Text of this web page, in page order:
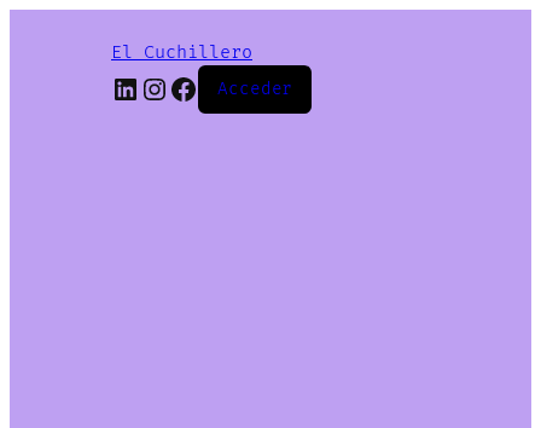
El Cuchillero
LinkedIn
Instagram
Facebook
Acceder